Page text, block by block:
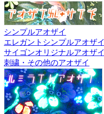
シンプルアオザイ
エレガントシンプルアオザイ
サイゴンオリジナルアオザイ
刺繍・その他のアオザイ